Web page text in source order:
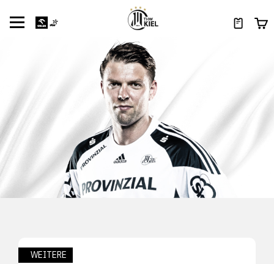
WEITERE